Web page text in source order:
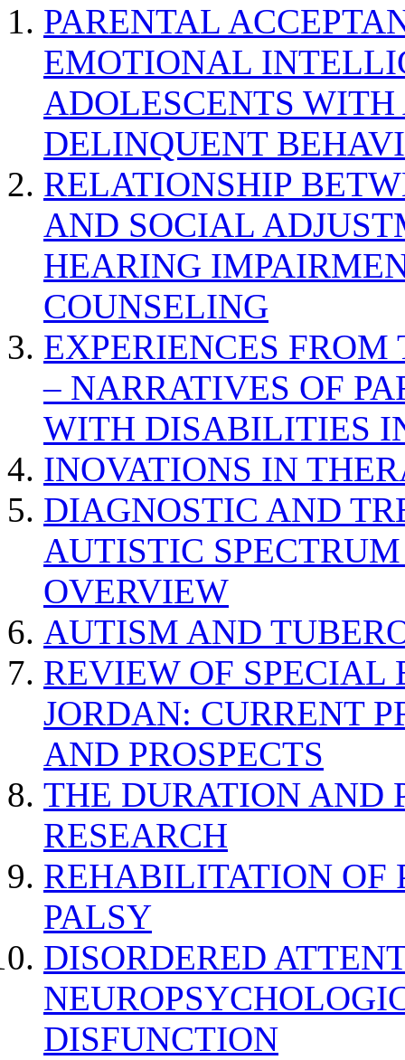
PARENTAL
EMOTIONAL
ADOLESCENTS
DELINQUENT
RELATIONSHIP
AND SOCIAL
HEARING
COUNSELING
EXPERIENCES
– NARRATIVES OF
WITH DISABILITIES
INOVATIONS IN
DIAGNOSTIC AND
AUTISTIC
OVERVIEW
AUTISM AND
REVIEW OF SPECIAL
JORDAN: CURRENT
AND PROSPECTS
THE DURATION AND
RESEARCH
REHABILITATION OF
PALSY
DISORDERED
DISFUNCTION